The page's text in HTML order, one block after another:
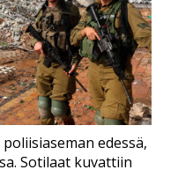
edessä,
Sotilaat kuvattiin